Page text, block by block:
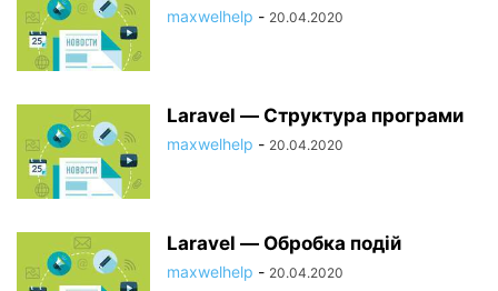
maxwelhelp - 20.04.2020
Laravel — Структура програми
maxwelhelp - 20.04.2020
Laravel — Обробка подій
maxwelhelp - 20.04.2020